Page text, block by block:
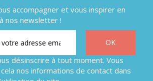
accompagner et vous inspirer en
nos newsletter !
désinscrire à tout moment. Vous
nos informations de contact dans